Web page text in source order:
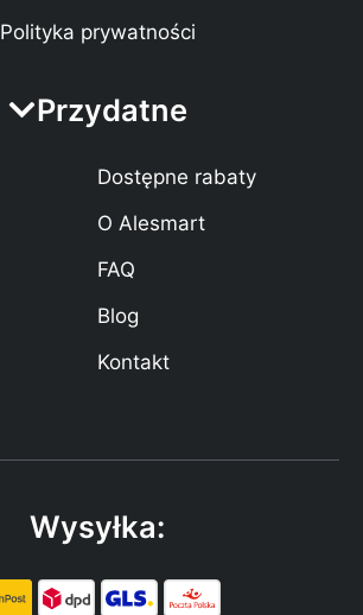
Polityka prywatności
Przydatne
Dostępne rabaty
O Alesmart
FAQ
Blog
Kontakt
Wysyłka: